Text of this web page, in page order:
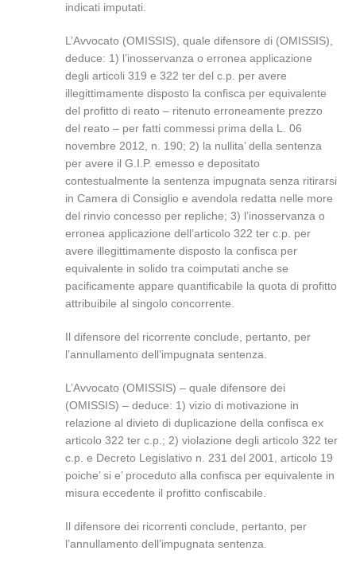
indicati imputati.
L’Avvocato (OMISSIS), quale difensore di (OMISSIS),
deduce: 1) l’inosservanza o erronea applicazione
degli articoli 319 e 322 ter del c.p. per avere
illegittimamente disposto la confisca per equivalente
del profitto di reato – ritenuto erroneamente prezzo
del reato – per fatti commessi prima della L. 06
novembre 2012, n. 190; 2) la nullita’ della sentenza
per avere il G.I.P. emesso e depositato
contestualmente la sentenza impugnata senza ritirarsi
in Camera di Consiglio e avendola redatta nelle more
del rinvio concesso per repliche; 3) l’inosservanza o
erronea applicazione dell’articolo 322 ter c.p. per
avere illegittimamente disposto la confisca per
equivalente in solido tra coimputati anche se
pacificamente appare quantificabile la quota di profitto
attribuibile al singolo concorrente.
Il difensore del ricorrente conclude, pertanto, per
l’annullamento dell’impugnata sentenza.
L’Avvocato (OMISSIS) – quale difensore dei
(OMISSIS) – deduce: 1) vizio di motivazione in
relazione al divieto di duplicazione della confisca ex
articolo 322 ter c.p.; 2) violazione degli articolo 322 ter
c.p. e Decreto Legislativo n. 231 del 2001, articolo 19
poiche’ si e’ proceduto alla confisca per equivalente in
misura eccedente il profitto confiscabile.
Il difensore dei ricorrenti conclude, pertanto, per
l’annullamento dell’impugnata sentenza.